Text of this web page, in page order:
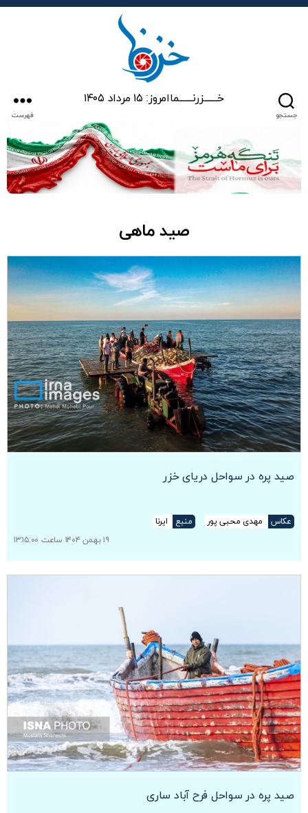
جستجو
خـــــــزرنـــــــماامروز: ۱۵ مرداد ۱۴۰۵
فهرست
صید ماهی
صید پره در سواحل دریای خزر
عکاس مهدی محبی پور منبع
ایرنا
۱۹ بهمن ۱۴۰۴ ساعت ۱۳:۱۵:۰۰
صید پره در سواحل فرح آباد ساری